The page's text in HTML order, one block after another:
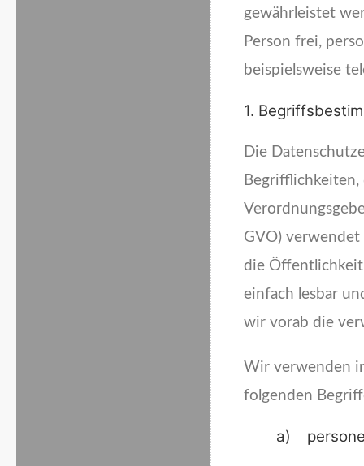
gewährleistet
Person frei,
beispielsweise
1.
Die
GVO)
die
einfach lesbar
wir vorab die
Wir verwenden
folgenden
a)